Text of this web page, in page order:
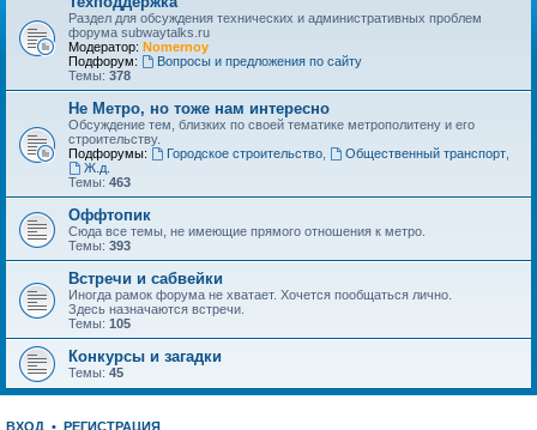
Раздел для обсуждения технических и административных проблем
форума subwaytalks.ru
Модератор: Nomernoy
Подфорум:
Вопросы и предложения по сайту
Темы: 378
Не Метро, но тоже нам интересно
Обсуждение тем, близких по своей тематике метрополитену и его
строительству.
Подфорумы:
Городское строительство, Общественный транспорт,
Ж.д.
Темы: 463
Оффтопик
Сюда все темы, не имеющие прямого отношения к метро.
Темы: 393
Встречи и сабвейки
Иногда рамок форума не хватает. Хочется пообщаться лично.
Здесь назначаются встречи.
Темы: 105
Конкурсы и загадки
Темы: 45
ВХОД • РЕГИСТРАЦИЯ